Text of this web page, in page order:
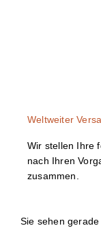
Weltweiter
Wir stellen Ihre
nach Ihren
zusammen.
Sie sehen